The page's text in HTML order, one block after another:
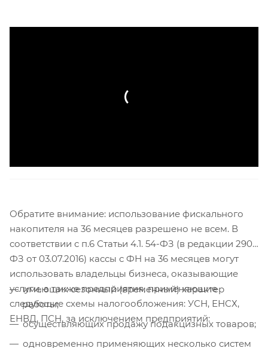
Обратите внимание: использование фискального
накопителя на 36 месяцев разрешено не всем. В
соответствии с п.6 Статьи 4.1. 54-ФЗ (в редакции 290-
ФЗ от 03.07.2016) кассы с ФН на 36 месяцев могут
использовать владельцы бизнеса, оказывающие
услуги, а также предприятия, применяющие
следующие схемы налогообложения: УСН, ЕНСХ,
ЕНВД, ПСН, за исключением предприятий:
имеющих сезонный (временный) характер
работы;
осуществляющих продажу подакцизных товаров;
одновременно применяющих несколько систем